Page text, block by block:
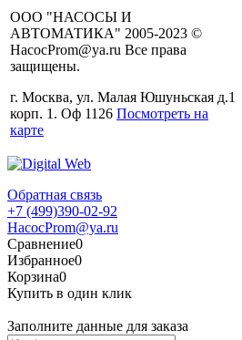
ООО "НАСОСЫ И
АВТОМАТИКА" 2005-2023 ©
HacocProm@ya.ru Все права
защищены.
г. Москва, ул. Малая Юшуньская д.1
корп. 1. Оф 1126 Посмотреть на
карте
Обратная связь
+7 (499)390-02-92
HacocProm@ya.ru
Сравнение0
Избранное0
Корзина0
Купить в один клик
Заполните данные для заказа